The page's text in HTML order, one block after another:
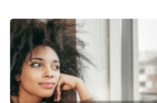
Conteúdos
Ruins
nas
Redes
Sociais